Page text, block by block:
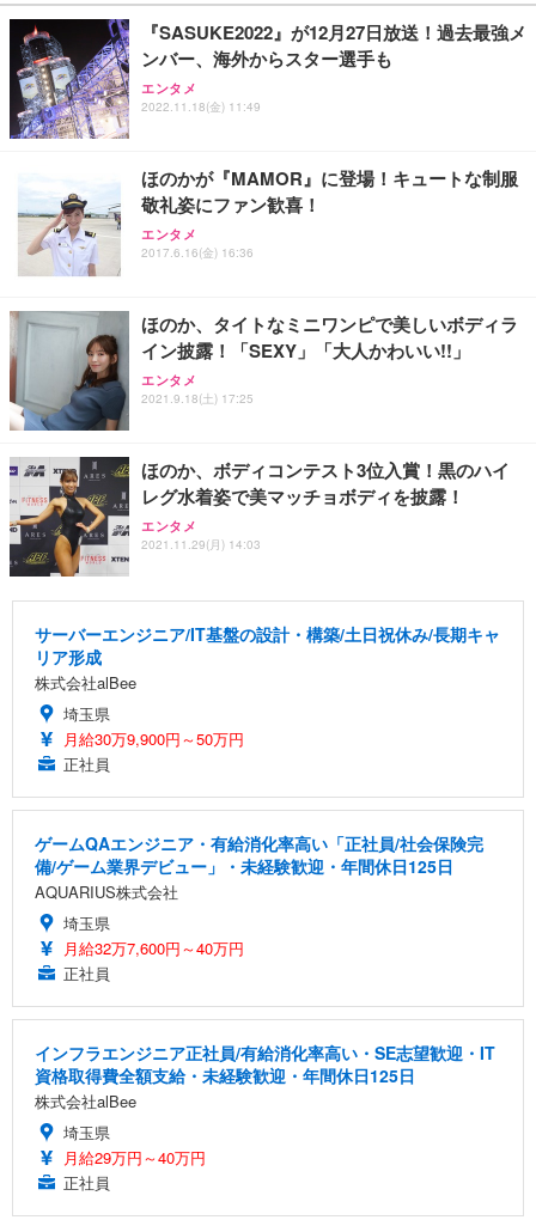
『SASUKE2022』が12月27日放送！過去最強メ
ンバー、海外からスター選手も
エンタメ
2022.11.18(金) 11:49
ほのかが『MAMOR』に登場！キュートな制服
敬礼姿にファン歓喜！
エンタメ
2017.6.16(金) 16:36
ほのか、タイトなミニワンピで美しいボディラ
イン披露！「SEXY」「大人かわいい!!」
エンタメ
2021.9.18(土) 17:25
ほのか、ボディコンテスト3位入賞！黒のハイ
レグ水着姿で美マッチョボディを披露！
エンタメ
2021.11.29(月) 14:03
サーバーエンジニア/IT基盤の設計・構築/土日祝休み/長期キャ
リア形成
株式会社alBee
埼玉県
月給30万9,900円～50万円
正社員
ゲームQAエンジニア・有給消化率高い「正社員/社会保険完
備/ゲーム業界デビュー」・未経験歓迎・年間休日125日
AQUARIUS株式会社
埼玉県
月給32万7,600円～40万円
正社員
インフラエンジニア正社員/有給消化率高い・SE志望歓迎・IT
資格取得費全額支給・未経験歓迎・年間休日125日
株式会社alBee
埼玉県
月給29万円～40万円
正社員